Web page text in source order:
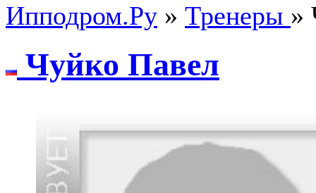
Ипподром.Ру » Тренеры »
Чуйко Павeл